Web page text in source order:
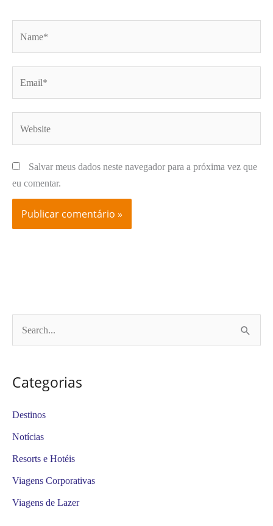
Salvar meus dados neste navegador para a próxima vez que
eu comentar.
q
u
i
p
Categorias
Destinos
Notícias
Resorts e Hotéis
Viagens Corporativas
Viagens de Lazer